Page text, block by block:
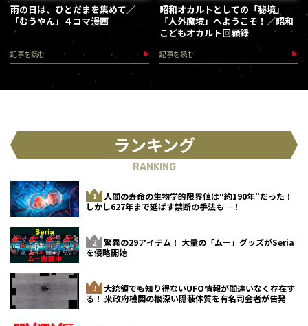
雨の日は、ひとだまを集めて／
「むうやん」４コマ漫画
記事を読む
昭和オカルトとしての「秘境」
「人外魔境」へようこそ！／昭和
こどもオカルト回顧録
記事を読む
ランキング
RANKING
人間の寿命の生物学的限界値は“約190年”だった！
しかし627年まで延ばす禁断の手法も…！
驚異の29アイテム！ 大量の「ムー」グッズがSeria
を侵略開始
大統領でも知り得ないUFO情報が間違いなく存在す
る！ 米政府機関の根深い隠蔽体質を有名司会者が告発